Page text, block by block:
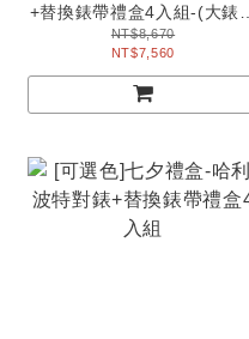
+替換錶帶禮盒4入組-(大錶面
+小錶面)
NT$8,670
NT$7,560